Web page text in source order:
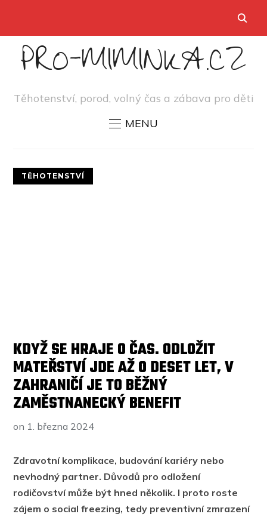
PRO-MIMINKA.CZ
Těhotenství, porod, volný čas a zábava pro děti
MENU
TĚHOTENSTVÍ
KDYŽ SE HRAJE O ČAS. ODLOŽIT
MATEŘSTVÍ JDE AŽ O DESET LET, V
ZAHRANIČÍ JE TO BĚŽNÝ
ZAMĚSTNANECKÝ BENEFIT
on 1. března 2024
Zdravotní komplikace, budování kariéry nebo
nevhodný partner. Důvodů pro odložení
rodičovství může být hned několik. I proto roste
zájem o social freezing, tedy preventivní zmrazení